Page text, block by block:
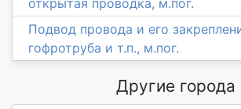
Подвод провода и его
гофротруба и т.п., м.пог.
Другие города